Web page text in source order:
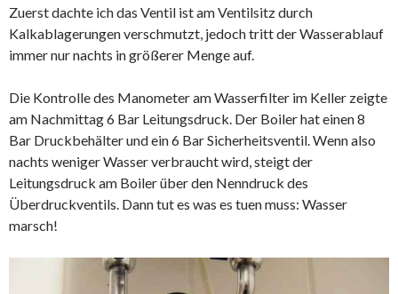
Zuerst dachte ich das Ventil ist am Ventilsitz durch
Kalkablagerungen verschmutzt, jedoch tritt der Wasserablauf
immer nur nachts in größerer Menge auf.
Die Kontrolle des Manometer am Wasserfilter im Keller zeigte
am Nachmittag 6 Bar Leitungsdruck. Der Boiler hat einen 8
Bar Druckbehälter und ein 6 Bar Sicherheitsventil. Wenn also
nachts weniger Wasser verbraucht wird, steigt der
Leitungsdruck am Boiler über den Nenndruck des
Überdruckventils. Dann tut es was es tuen muss: Wasser
marsch!